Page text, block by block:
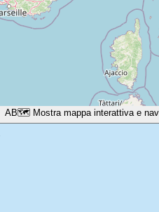
AB🗺️ Mostra mappa interattiva e